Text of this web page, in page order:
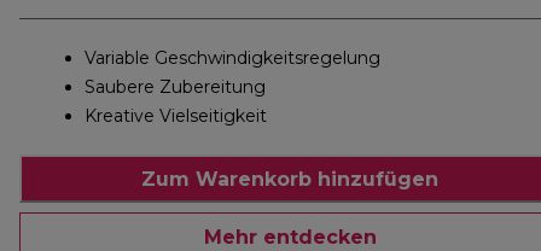
Variable Geschwindigkeitsregelung
Saubere Zubereitung
Kreative Vielseitigkeit
Zum Warenkorb hinzufügen
Mehr entdecken